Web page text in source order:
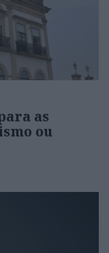
as
ou